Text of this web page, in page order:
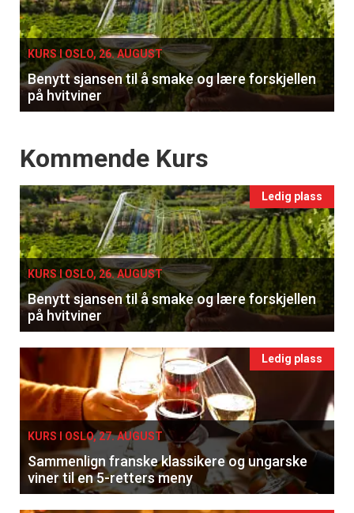
single
KURS I OSLO, 26. AUGUST
Benytt sjansen til å smake og lære forskjellen
på hvitviner
Events
Kommende Kurs
Ledig plass
KURS I OSLO, 26. AUGUST
Benytt sjansen til å smake og lære forskjellen
på hvitviner
Ledig plass
KURS I OSLO, 27. AUGUST
Sammenlign franske klassikere og ungarske
viner til en 5-retters meny